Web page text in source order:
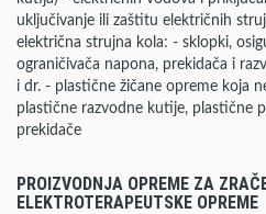
uključivanje ili zaštitu električnih
električna strujna kola: - sklopki,
ograničivača napona, prekidača i
i dr. - plastične žičane opreme koja
plastične razvodne kutije, plastične
prekidače
PROIZVODNJA OPREME ZA
ELEKTROTERAPEUTSKE OPREME